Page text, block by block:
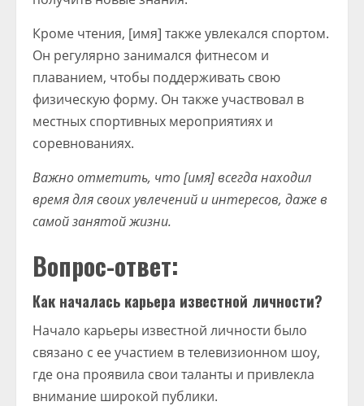
Кроме чтения, [имя] также увлекался спортом.
Он регулярно занимался фитнесом и
плаванием, чтобы поддерживать свою
физическую форму. Он также участвовал в
местных спортивных мероприятиях и
соревнованиях.
Важно отметить, что [имя] всегда находил
время для своих увлечений и интересов, даже в
самой занятой жизни.
Вопрос-ответ:
Как началась карьера известной личности?
Начало карьеры известной личности было
связано с ее участием в телевизионном шоу,
где она проявила свои таланты и привлекла
внимание широкой публики.